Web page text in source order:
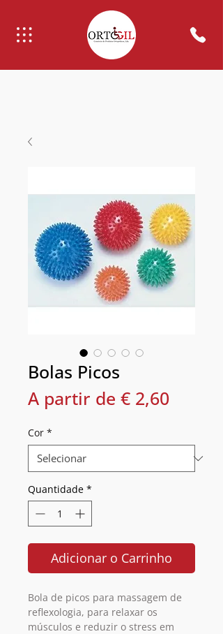
Bolas Picos
A partir de € 2,60
Cor *
Quantidade *
Adicionar o Carrinho
Bola de picos para massagem de
reflexologia, para relaxar os
músculos e reduzir o stress em